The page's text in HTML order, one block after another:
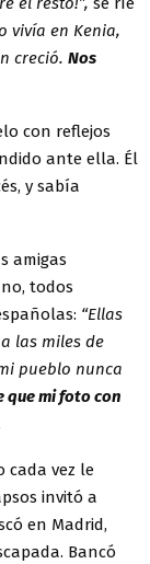
vivía en Kenia,
creció. Nos
con reflejos
ante ella. Él
y sabía
amigas
todos
“Ellas
las miles de
pueblo nunca
que mi foto con
cada vez le
invitó a
en Madrid,
Bancó